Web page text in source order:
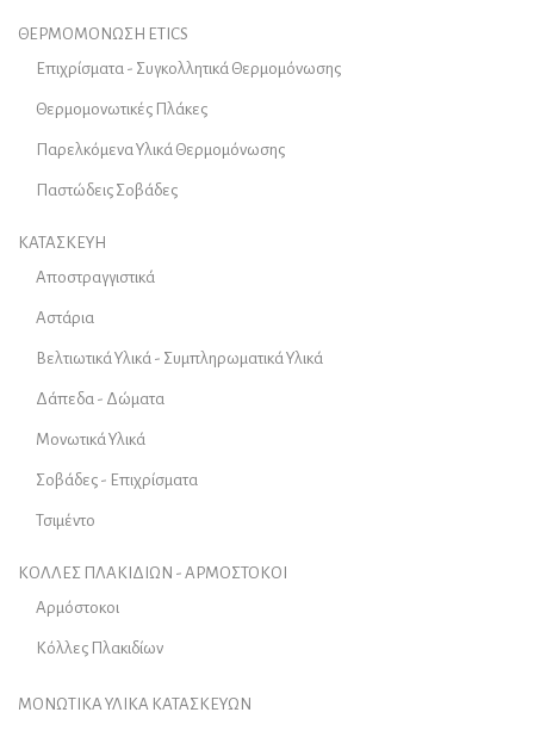
ΘΕΡΜΟΜΟΝΩΣΗ ETICS
Επιχρίσματα - Συγκολλητικά Θερμομόνωσης
Θερμομονωτικές Πλάκες
Παρελκόμενα Υλικά Θερμομόνωσης
Παστώδεις Σοβάδες
ΚΑΤΑΣΚΕΥΗ
Αποστραγγιστικά
Αστάρια
Βελτιωτικά Υλικά - Συμπληρωματικά Υλικά
Δάπεδα - Δώματα
Μονωτικά Υλικά
Σοβάδες - Επιχρίσματα
Τσιμέντο
ΚΟΛΛΕΣ ΠΛΑΚΙΔΙΩΝ - ΑΡΜΟΣΤΟΚΟΙ
Αρμόστοκοι
Κόλλες Πλακιδίων
ΜΟΝΩΤΙΚΑ ΥΛΙΚΑ ΚΑΤΑΣΚΕΥΩΝ